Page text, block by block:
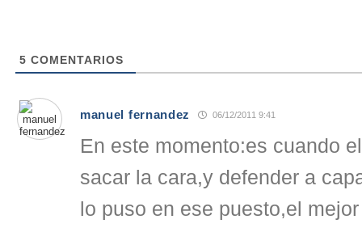
5 COMENTARIOS
manuel fernandez 06/12/2011 9:41
En este momento:es cuando
sacar la cara,y defender a
lo puso en ese puesto,el